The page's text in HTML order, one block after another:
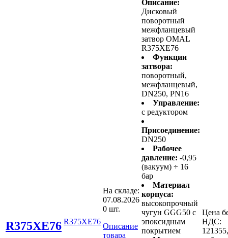
R375XE76 R375XE76
На складе:
07.08.2026
0 шт.
Описание
товара
Описание:
Дисковый
поворотный
межфланцевый
затвор OMAL
R375XE76
Функции
затвора:
поворотный,
межфланцевый,
DN250, PN16
Управление:
с редуктором
Присоединение:
DN250
Рабочее
давление: -0,95
(вакуум) ÷ 16
бар
Материал
корпуса:
высокопрочный
чугун GGG50 с
эпоксидным
покрытием
Цена
НДС: